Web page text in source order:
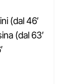
(dal 46′
(dal 63′